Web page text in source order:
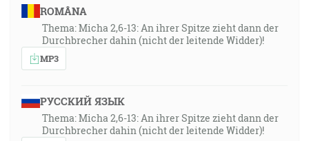
ROMÂNA
Thema: Micha 2,6-13: An ihrer Spitze zieht dann der
Durchbrecher dahin (nicht der leitende Widder)!
MP3
РУССКИЙ ЯЗЫК
Thema: Micha 2,6-13: An ihrer Spitze zieht dann der
Durchbrecher dahin (nicht der leitende Widder)!